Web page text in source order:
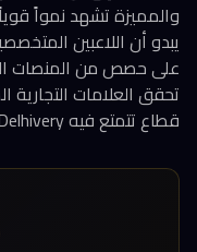
والمميزة تشهد نمواً
يبدو أن اللاعبين
على حصص من المنصات
تحقق العلامات التجارية
قطاع تتمتع فيه Delhivery باختراق عالٍ.